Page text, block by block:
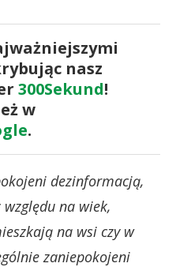
nasz
300Sekund!
w
.
dezinformacją,
na wiek,
na wsi czy w
zaniepokojeni